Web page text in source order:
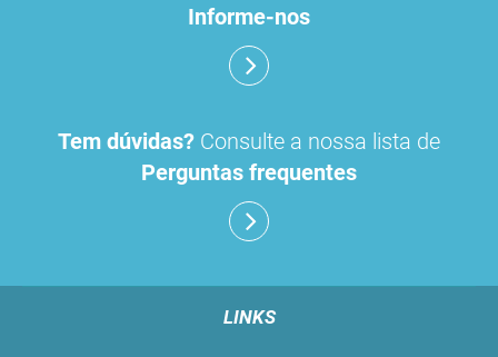
Informe-nos
Tem dúvidas? Consulte a nossa lista de
Perguntas frequentes
LINKS